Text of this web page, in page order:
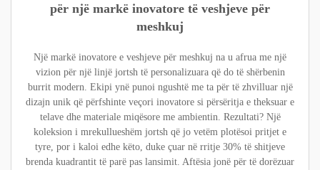
për një markë inovatore të veshjeve për
meshkuj
Një markë inovatore e veshjeve për meshkuj na u afrua me një
vizion për një linjë jortsh të personalizuara që do të shërbenin
burrit modern. Ekipi ynë punoi ngushtë me ta për të zhvilluar një
dizajn unik që përfshinte veçori inovatore si përsëritja e theksuar e
telave dhe materiale miqësore me ambientin. Rezultati? Një
koleksion i mrekullueshëm jortsh që jo vetëm plotësoi pritjet e
tyre, por i kaloi edhe këto, duke çuar në rritje 30% të shitjeve
brenda kuadrantit të parë pas lansimit. Aftësia jonë për të dorëzuar